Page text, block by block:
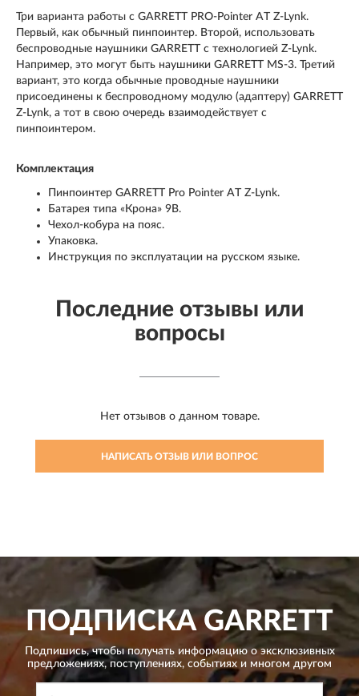
Три варианта работы с GARRETT PRO-Pointer AT Z-Lynk.
Первый, как обычный пинпоинтер. Второй, использовать
беспроводные наушники GARRETT с технологией Z-Lynk.
Например, это могут быть наушники GARRETT MS-3. Третий
вариант, это когда обычные проводные наушники
присоединены к беспроводному модулю (адаптеру) GARRETT
Z-Lynk, а тот в свою очередь взаимодействует с
пинпоинтером.
Комплектация
Пинпоинтер GARRETT Pro Pointer AT Z-Lynk.
Батарея типа «Крона» 9В.
Чехол-кобура на пояс.
Упаковка.
Инструкция по эксплуатации на русском языке.
Последние отзывы или
вопросы
Нет отзывов о данном товаре.
НАПИСАТЬ ОТЗЫВ ИЛИ ВОПРОС
ПОДПИСКАGARRETT
Подпишись, чтобы получать информацию о эксклюзивных
предложениях,поступлениях, событиях и многом другом